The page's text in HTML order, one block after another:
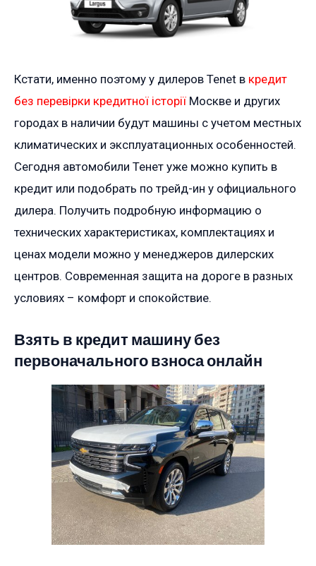
Кстати, именно поэтому у дилеров Tenet в кредит
без перевірки кредитної історії Москве и других
городах в наличии будут машины с учетом местных
климатических и эксплуатационных особенностей.
Сегодня автомобили Тенет уже можно купить в
кредит или подобрать по трейд-ин у официального
дилера. Получить подробную информацию о
технических характеристиках, комплектациях и
ценах модели можно у менеджеров дилерских
центров. Современная защита на дороге в разных
условиях – комфорт и спокойствие.
Взять в кредит машину без
первоначального взноса онлайн